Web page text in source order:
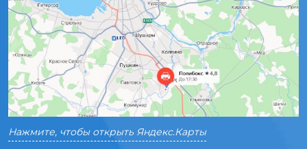
Нажмите, чтобы открыть Яндекс.Карты